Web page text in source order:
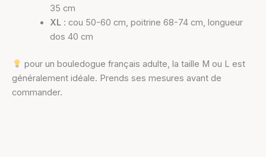
35 cm
XL: cou 50-60 cm, poitrine 68-74 cm, longueur
dos 40 cm
pour un bouledogue français adulte, la taille M ou L est
généralement idéale. Prends ses mesures avant de
commander.